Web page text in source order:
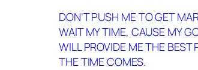
DON’T PUSH ME TO GET
WAIT MY TIME, CAUSE MY
WILL PROVIDE ME THE BEST
THE TIME COMES.